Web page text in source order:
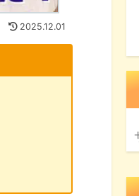
2025.12.01